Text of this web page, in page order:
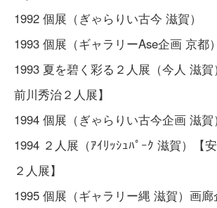
1992 個展（ぎゃらりい古今 滋賀）
1993 個展（ギャラリーAse企画 京都）
1993 夏を碧く彩る２人展（今人 滋賀
前川秀治２人展】
1994 個展（ぎゃらりい古今企画 滋賀
1994 ２人展（ｱｲﾘｯｼｭﾊﾟｰｸ 滋賀）【
２人展】
1995 個展（ギャラリー縄 滋賀）画廊